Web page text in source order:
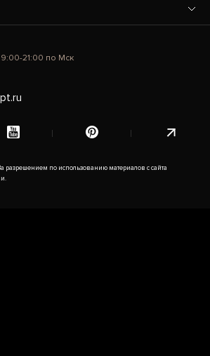
9:00-21:00 по Мск
разрешением по использованию материалов с сайта